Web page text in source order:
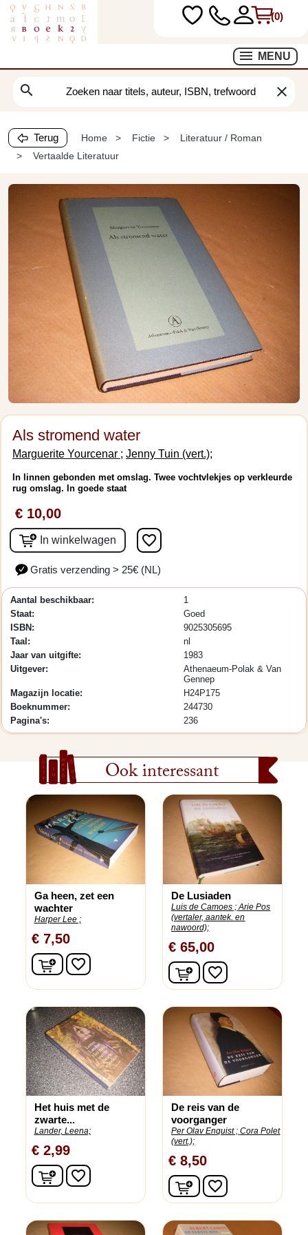
(0)
MENU
search clear
Terug Home Fictie
Literatuur / Roman
Vertaalde Literatuur
Als stromend water
Marguerite Yourcenar ; Jenny Tuin (vert.);
In linnen gebonden met omslag. Twee vochtvlekjes op verkleurde
rug omslag. In goede staat
€ 10,00
In winkelwagen favorite_border
Gratis verzending > 25€ (NL)
Aantal beschikbaar:
1
Staat:
Goed
ISBN:
9025305695
Taal:
nl
Jaar van uitgifte:
1983
Uitgever:
Athenaeum-Polak & Van
Gennep
Magazijn locatie:
H24P175
Boeknummer:
244730
Pagina's:
236
Ook interessant
Ga heen, zet een
wachter
Harper Lee ;
€ 7,50
In winkelwagen
favorite_border
De Lusiaden
Luis de Camoes ; Arie Pos
(vertaler, aantek. en
nawoord);
€ 65,00
In winkelwagen
favorite_border
Het huis met de
zwarte...
Lander, Leena;
€ 2,99
In winkelwagen
favorite_border
De reis van de
voorganger
Per Olav Enquist ; Cora Polet
(vert.);
€ 8,50
In winkelwagen
favorite_border